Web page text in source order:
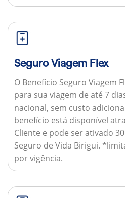
Seguro Viagem Flex
O Benefício Seguro Viagem
para sua viagem de até 7
nacional, sem custo
benefício está disponível
Cliente e pode ser ativado
Seguro de Vida Birigui.
por vigência.